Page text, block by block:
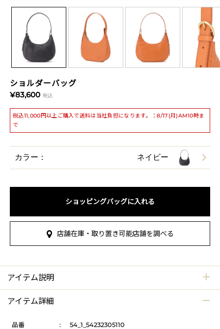
ショルダーバッグ
¥83,600 税込
税込11,000円以上ご購入で送料は当社負担になります。：8/17(月)AM10時ま
で
カラー： ネイビー
ショッピングバッグに入れる
店舗在庫・取り置き可能店舗を調べる
アイテム説明
アイテム詳細
品番 :
54_1_54232305110